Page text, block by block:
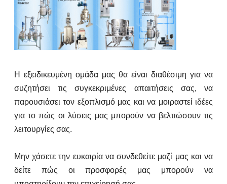
Η εξειδικευμένη ομάδα μας θα είναι διαθέσιμη για να
συζητήσει τις συγκεκριμένες απαιτήσεις σας, να
παρουσιάσει τον εξοπλισμό μας και να μοιραστεί ιδέες
για το πώς οι λύσεις μας μπορούν να βελτιώσουν τις
λειτουργίες σας.
Μην χάσετε την ευκαιρία να συνδεθείτε μαζί μας και να
δείτε πώς οι προσφορές μας μπορούν να